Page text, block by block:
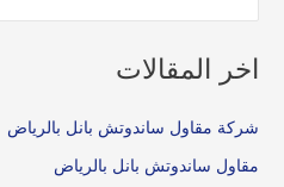
اخر المقالات
شركة مقاول ساندوتش بانل بالرياض
مقاول ساندوتش بانل بالرياض